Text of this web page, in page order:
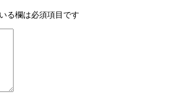
る欄は必須項目です